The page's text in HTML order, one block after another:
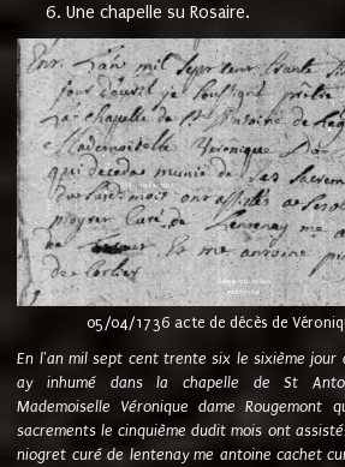
Une chapelle su Rosaire.
05/04/1736 acte de décès de
En l'an mil sept cent trente six le sixième jour
ay inhumé dans la chapelle de St
Mademoiselle Véronique dame Rougemont
sacrements le cinquième dudit mois ont
niogret curé de lentenay me antoine cachet